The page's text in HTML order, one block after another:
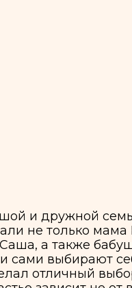
семье. Его
мама Настя с
бабушки, дедушки
себе
выбор. Потому что
не от внешних